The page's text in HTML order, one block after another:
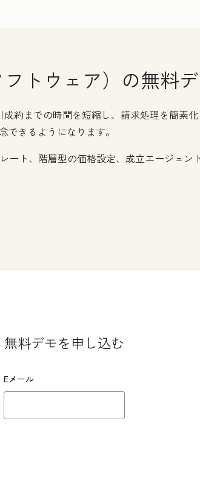
トウェア）の無料
約までの時間を短縮し、請求処理を簡素
きるようになります。
ート、階層型の価格設定、成立エージェン
無料デモを申し込む
Eメール